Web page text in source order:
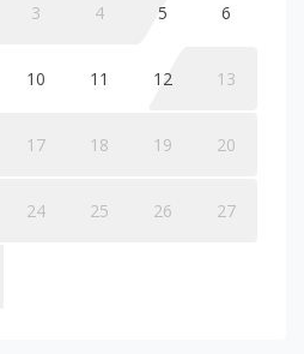
3 4 5 6
10 11 12 13
17 18 19 20
24 25 26 27